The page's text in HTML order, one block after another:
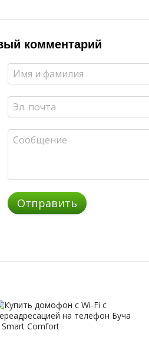
комментарий
Отправить